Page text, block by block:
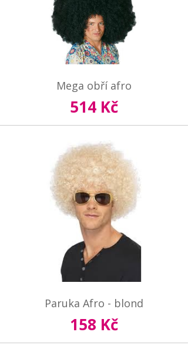
Mega obří afro
514 Kč
Paruka Afro - blond
158 Kč